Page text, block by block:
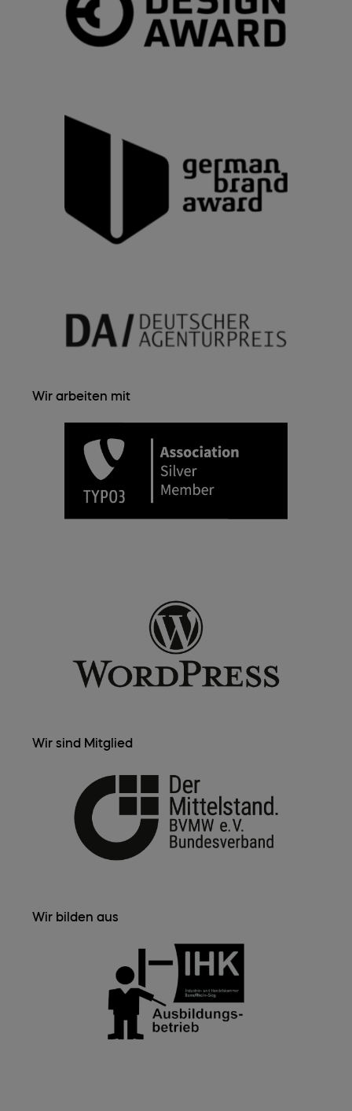
Wir arbeiten mit
Wir sind Mitglied
Wir bilden aus